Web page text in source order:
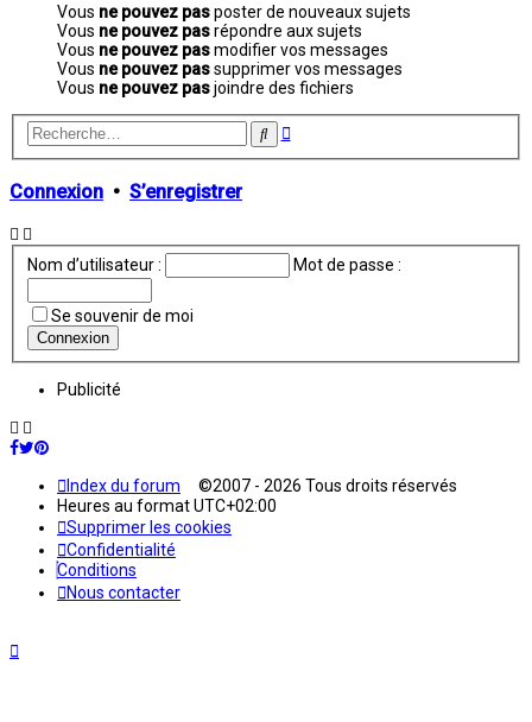
Vous ne pouvez pasposter de nouveaux sujets
Vous ne pouvez pasrépondre aux sujets
Vous ne pouvez pasmodifier vos messages
Vous ne pouvez passupprimer vos messages
Vous ne pouvez pasjoindre des fichiers
Rechercher
Recherche
Connexion • S’enregistrer
Nom d’utilisateur : Mot de passe :
Se souvenir de moi
Publicité
Index du forum ©2007 - 2026 Tous droits réservés
Heures au formatUTC+02:00
Supprimer les cookies
Confidentialité
Conditions
Nous contacter